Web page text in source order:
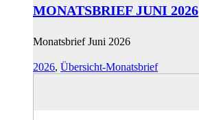
MONATSBRIEF JUNI 2026
Monatsbrief Juni 2026
2026, Übersicht-Monatsbrief